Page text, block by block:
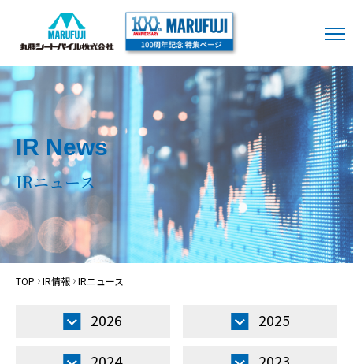
IR News
IRニュース
TOP IR情報 IRニュース
2026
2025